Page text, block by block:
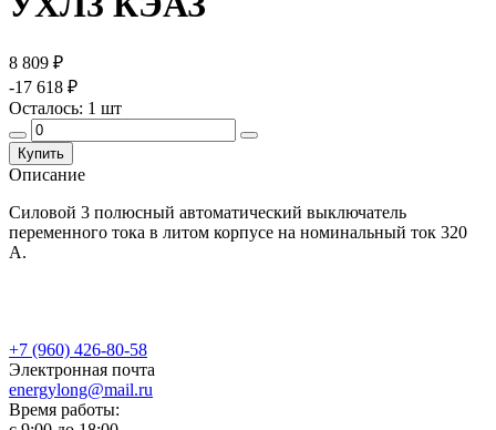
8 809 ₽
-17 618 ₽
Осталось: 1 шт
Купить
Описание
Силовой 3 полюсный автоматический выключатель
переменного тока в литом корпусе на номинальный ток 320
А.
+7 (960) 426-80-58
Электронная почта
energylong@mail.ru
Время работы: